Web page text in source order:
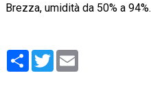
Brezza, umidità da 50% a 94%.
Condividi
Twitter